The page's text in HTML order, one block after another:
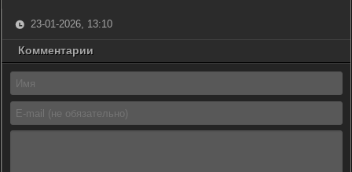
23-01-2026, 13:10
Комментарии